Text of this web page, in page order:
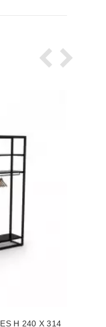
H 240 X 314